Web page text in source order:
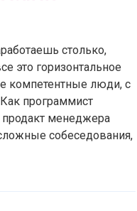
столько,
это горизонтальное
компетентные люди, с
программист
менеджера
собеседования,